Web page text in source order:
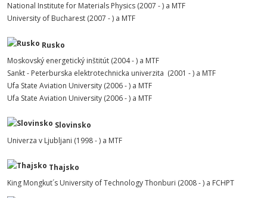
National Institute for Materials Physics (2007 - ) a MTF
University of Bucharest (2007 - ) a MTF
Rusko
Moskovský energetický inštitút (2004 - ) a MTF
Sankt - Peterburska elektrotechnicka univerzita (2001 - ) a MTF
Ufa State Aviation University (2006 - ) a MTF
Ufa State Aviation University (2006 - ) a MTF
Slovinsko
Univerza v Ljubljani (1998 - ) a MTF
Thajsko
King Mongkut´s University of Technology Thonburi (2008 - ) a FCHPT